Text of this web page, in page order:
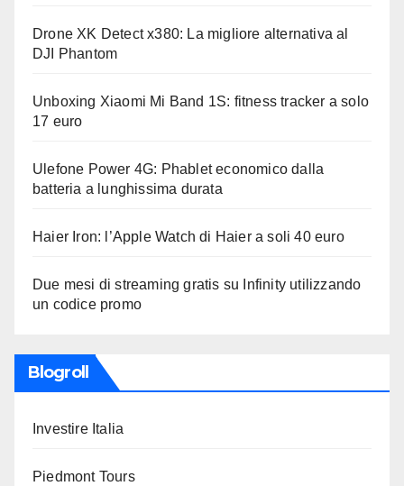
Drone XK Detect x380: La migliore alternativa al
DJI Phantom
Unboxing Xiaomi Mi Band 1S: fitness tracker a solo
17 euro
Ulefone Power 4G: Phablet economico dalla
batteria a lunghissima durata
Haier Iron: l’Apple Watch di Haier a soli 40 euro
Due mesi di streaming gratis su Infinity utilizzando
un codice promo
Blogroll
Investire Italia
Piedmont Tours